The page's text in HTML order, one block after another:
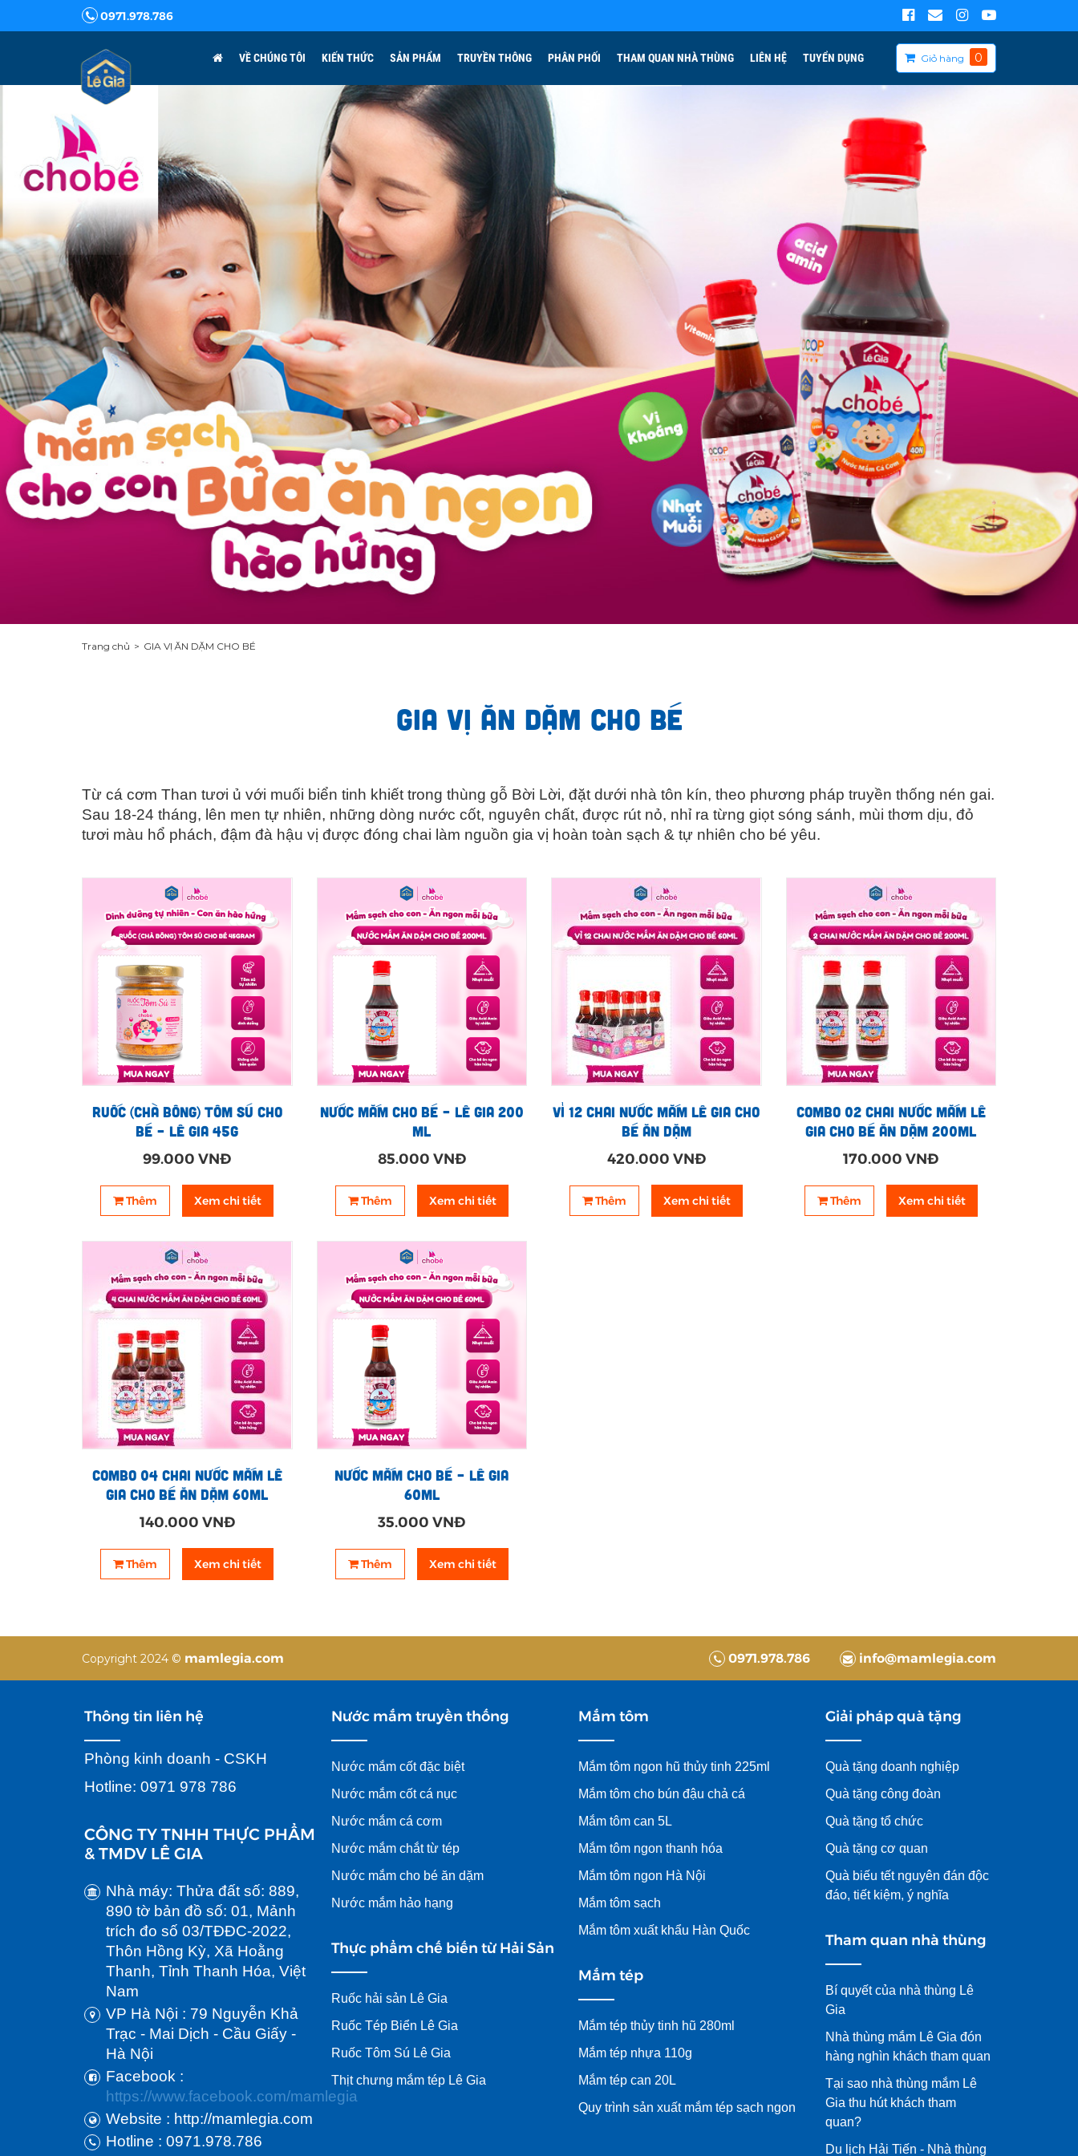
0971.978.786
VỀ CHÚNG TÔI KIẾN THỨC SẢN PHẨM TRUYỀN THÔNG PHÂN PHỐI THAM QUAN NHÀ THÙNG LIÊN HỆ TUYỂN DỤNG Giỏ hàng 0
Trang chủ GIA VỊ ĂN DẶM CHO BÉ
GIA VỊ ĂN DẶM CHO BÉ
Từ cá cơm Than tươi ủ với muối biển tinh khiết trong thùng gỗ Bời Lời, đặt dưới nhà tôn kín, theo phương pháp truyền thống nén gai.
Sau 18-24 tháng, lên men tự nhiên, những dòng nước cốt, nguyên chất, được rút nỏ, nhỉ ra từng giọt sóng sánh, mùi thơm dịu, đỏ
tươi màu hổ phách, đậm đà hậu vị được đóng chai làm nguồn gia vị hoàn toàn sạch & tự nhiên cho bé yêu.
Ruốc (chà bông) Tôm sú cho
bé – Lê Gia 45g
99.000 VNĐ
Thêm Xem chi tiết
Nước mắm cho bé – Lê Gia 200
ml
85.000 VNĐ
Thêm Xem chi tiết
Vỉ 12 chai nước mắm Lê Gia cho
bé ăn dặm
420.000 VNĐ
Thêm Xem chi tiết
Combo 02 chai nước mắm Lê
Gia cho bé ăn dặm 200ml
170.000 VNĐ
Thêm Xem chi tiết
Combo 04 chai nước mắm Lê
Gia cho bé ăn dặm 60ml
140.000 VNĐ
Thêm Xem chi tiết
Nước mắm cho bé – Lê Gia
60ml
35.000 VNĐ
Thêm Xem chi tiết
Copyright 2024 © mamlegia.com 0971.978.786 info@mamlegia.com
Thông tin liên hệ
Phòng kinh doanh - CSKH
Hotline: 0971 978 786
CÔNG TY TNHH THỰC PHẨM
& TMDV LÊ GIA
Nhà máy: Thửa đất số: 889,
890 tờ bản đồ số: 01, Mảnh
trích đo số 03/TĐĐC-2022,
Thôn Hồng Kỳ, Xã Hoằng
Thanh, Tỉnh Thanh Hóa, Việt
Nam
VP Hà Nội : 79 Nguyễn Khả
Trạc - Mai Dịch - Cầu Giấy -
Hà Nội
Facebook :
https://www.facebook.com/mamlegia
Website : http://mamlegia.com
Hotline : 0971.978.786
Nước mắm truyền thống
Nước mắm cốt đặc biệt
Nước mắm cốt cá nục
Nước mắm cá cơm
Nước mắm chắt từ tép
Nước mắm cho bé ăn dặm
Nước mắm hảo hạng
Thực phẩm chế biến từ Hải Sản
Ruốc hải sản Lê Gia
Ruốc Tép Biển Lê Gia
Ruốc Tôm Sú Lê Gia
Thịt chưng mắm tép Lê Gia
Mắm tôm
Mắm tôm ngon hũ thủy tinh 225ml
Mắm tôm cho bún đậu chả cá
Mắm tôm can 5L
Mắm tôm ngon thanh hóa
Mắm tôm ngon Hà Nội
Mắm tôm sạch
Mắm tôm xuất khẩu Hàn Quốc
Mắm tép
Mắm tép thủy tinh hũ 280ml
Mắm tép nhựa 110g
Mắm tép can 20L
Quy trình sản xuất mắm tép sạch ngon
Giải pháp quà tặng
Quà tặng doanh nghiệp
Quà tặng công đoàn
Quà tặng tổ chức
Quà tặng cơ quan
Quà biếu tết nguyên đán độc
đáo, tiết kiệm, ý nghĩa
Tham quan nhà thùng
Bí quyết của nhà thùng Lê
Gia
Nhà thùng mắm Lê Gia đón
hàng nghìn khách tham quan
Tại sao nhà thùng mắm Lê
Gia thu hút khách tham
quan?
Du lịch Hải Tiến - Nhà thùng